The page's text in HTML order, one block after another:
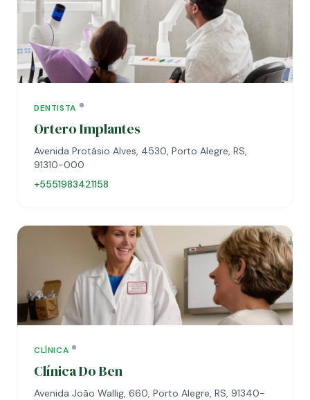
DENTISTA
Ortero Implantes
Avenida Protásio Alves, 4530, Porto Alegre, RS,
91310-000
+5551983421158
CLÍNICA
Clínica Do Ben
Avenida João Wallig, 660, Porto Alegre, RS, 91340-